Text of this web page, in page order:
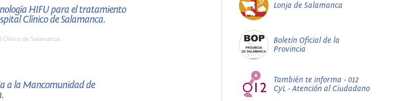
HIFU para el tratamiento
Clínico de Salamanca.
de Salamanca.
a la Mancomunidad de
Lonja de Salamanca
Boletín Oficial de la
Provincia
También te informa - 012
CyL - Atención al Ciudadano